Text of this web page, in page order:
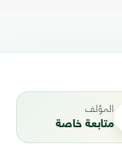
المؤلف
متابعة خاصة